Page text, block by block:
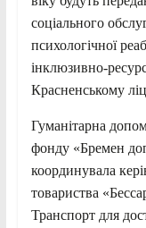
соціального
психологічної
інклюзивно-
Красненському
Гуманітарна
фонду «Бремен
координувала
товариства
Транспорт для